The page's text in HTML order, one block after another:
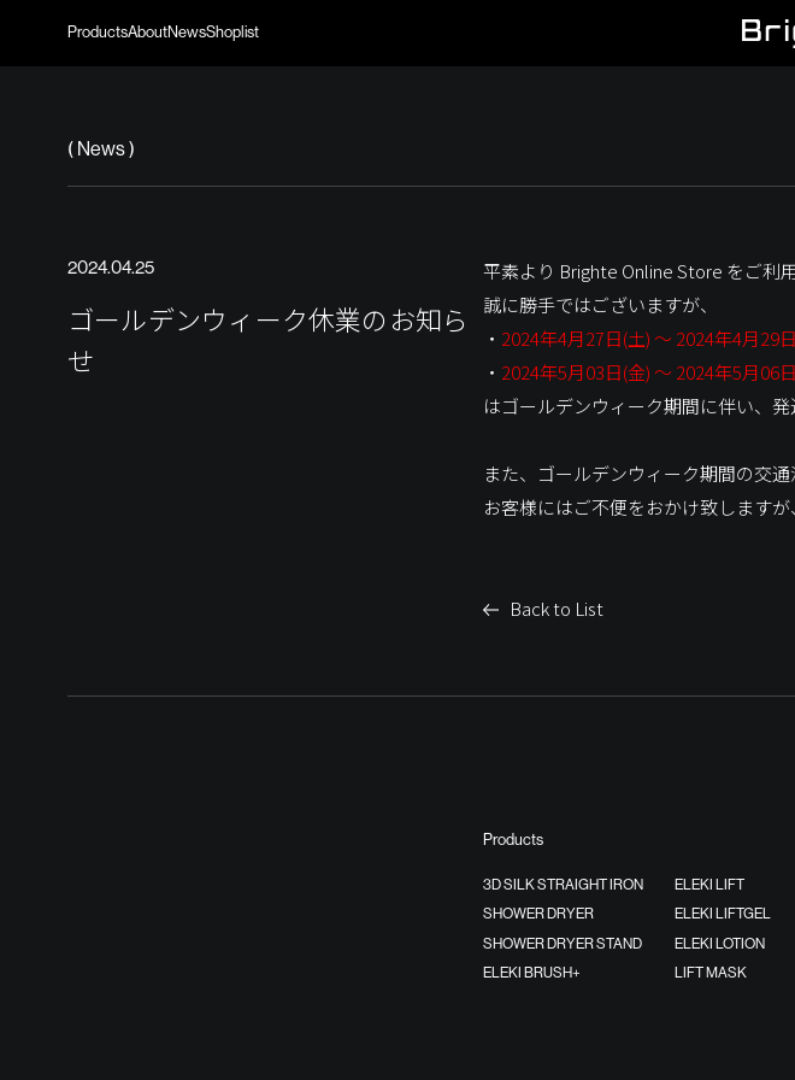
ProductsAboutNewsShoplist
( News)
2024.04.25
ゴールデンウィーク休業のお知ら
せ
平素より Brighte Online Store をご利
誠に勝手ではございますが、
・ 2024年4月27日(土) ～ 2024年4月29
・ 2024年5月03日(金) ～ 2024年5月06
はゴールデンウィーク期間に伴い、
また、ゴールデンウィーク期間の交
お客様にはご不便をおかけ致します
Back to List
Products
3D SILK STRAIGHT IRON
SHOWER DRYER
SHOWER DRYER STAND
ELEKI BRUSH+
ELEKI LIFT
ELEKI LIFTGEL
ELEKI LOTION
LIFT MASK